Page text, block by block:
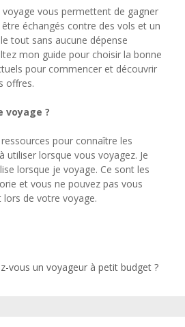
vous permettent de gagner
échangés contre des vols et un
tout sans aucune dépense
mon guide pour choisir la bonne
pour commencer et découvrir
offres.
voyage ?
pour connaître les
utiliser lorsque vous voyagez. Je
lorsque je voyage. Ce sont les
et vous ne pouvez pas vous
de votre voyage.
vous un voyageur à petit budget ?